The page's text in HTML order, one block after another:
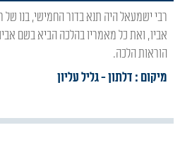
רבי ישמעאל היה תנא בדור החמישי, בנו של ר' יוסי בן חלפתא. היה תלמידו של
אביו, ואת כל מאמריו בהלכה הביא בשם
הוראות הלכה.
מיקום : דלתון- גליל עליון